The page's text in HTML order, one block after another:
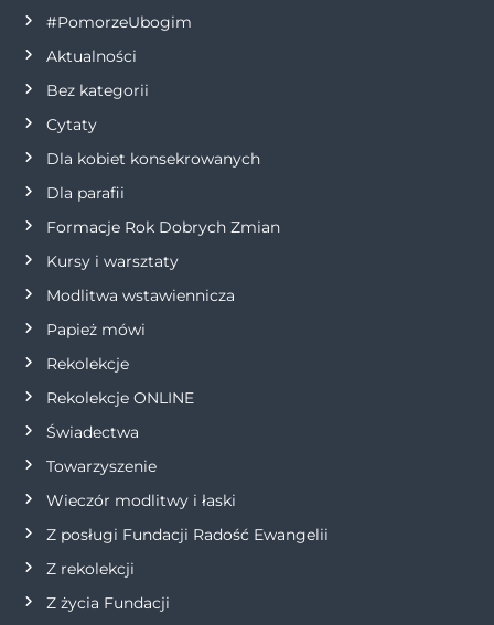
c
j
a
w
p
i
s
u
#PomorzeUbogim
Aktualności
Bez kategorii
Cytaty
Dla kobiet konsekrowanych
Dla parafii
Formacje Rok Dobrych Zmian
Kursy i warsztaty
Modlitwa wstawiennicza
Papież mówi
Rekolekcje
Rekolekcje ONLINE
Świadectwa
Towarzyszenie
Wieczór modlitwy i łaski
Z posługi Fundacji Radość Ewangelii
Z rekolekcji
Z życia Fundacji